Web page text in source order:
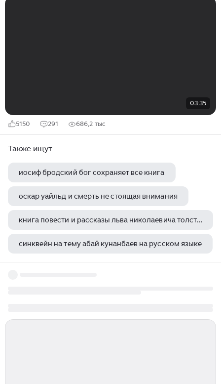
03:35
5150 291 686,2 тыс
Также ищут
иосиф бродский бог сохраняет все книга
оскар уайльд и смерть не стоящая внимания
книга повести и рассказы льва николаевича толстого
синквейн на тему абай кунанбаев на русском языке